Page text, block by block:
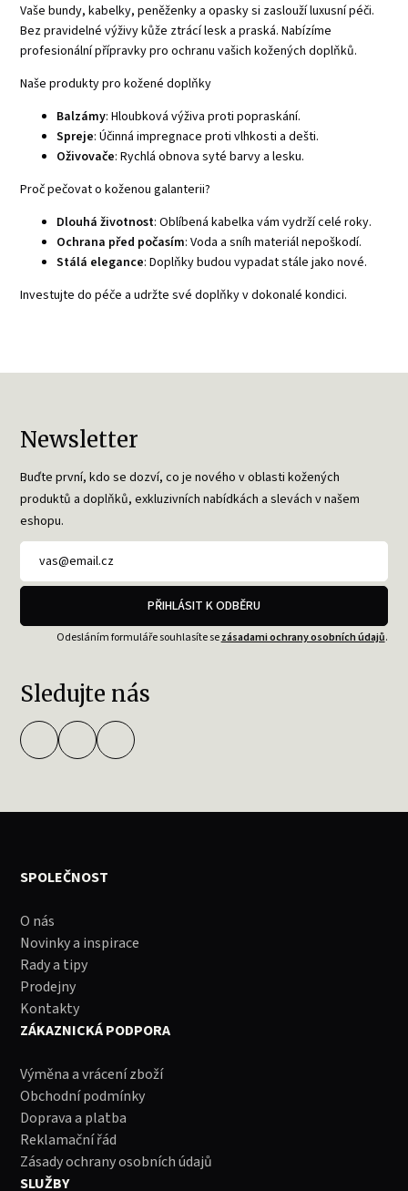
Vašebundy,kabelky,peněženky aopaskysi zaslouží luxusní péči.
Bez pravidelné výživy kůže ztrácí lesk a praská. Nabízíme
profesionální přípravky pro ochranu vašich kožených doplňků.
Naše produkty pro kožené doplňky
Balzámy: Hloubková výživa proti popraskání.
Spreje: Účinná impregnace proti vlhkosti a dešti.
Oživovače: Rychlá obnova syté barvy a lesku.
Proč pečovat o koženou galanterii?
Dlouhá životnost: Oblíbená kabelka vám vydrží celé roky.
Ochrana před počasím: Voda a sníh materiál nepoškodí.
Stálá elegance: Doplňky budou vypadat stále jako nové.
Investujte do péče a udržte své doplňky v dokonalé kondici.
Newsletter
Buďte první, kdo se dozví, co je nového v oblasti kožených
produktů a doplňků, exkluzivních nabídkách a slevách v našem
eshopu.
PŘIHLÁSIT K ODBĚRU
Odesláním formuláře souhlasíte sezásadami ochrany osobních údajů.
Sledujte nás
SPOLEČNOST
O nás
Novinky a inspirace
Rady a tipy
Prodejny
Kontakty
ZÁKAZNICKÁ PODPORA
Výměna a vrácení zboží
Obchodní podmínky
Doprava a platba
Reklamační řád
Zásady ochrany osobních údajů
SLUŽBY